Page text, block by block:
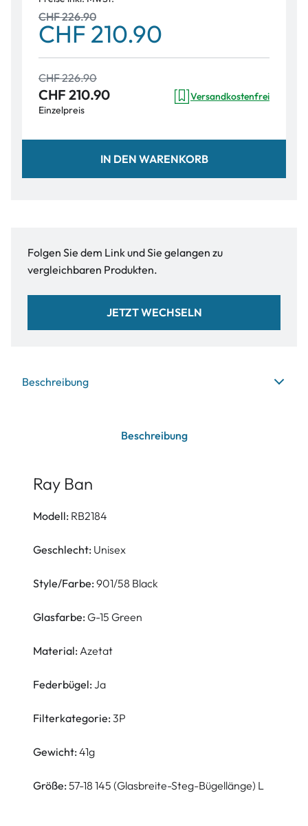
CHF 226.90
CHF 210.90
CHF 226.90
CHF 210.90
Einzelpreis
Versandkostenfrei
IN DEN WARENKORB
Folgen Sie dem Link und Sie gelangen zu
vergleichbaren Produkten.
JETZT WECHSELN
Beschreibung
Beschreibung
Ray Ban
Modell: RB2184
Geschlecht: Unisex
Style/Farbe: 901/58 Black
Glasfarbe: G-15 Green
Material: Azetat
Federbügel: Ja
Filterkategorie: 3P
Gewicht: 41g
Größe: 57-18 145 (Glasbreite-Steg-Bügellänge) L